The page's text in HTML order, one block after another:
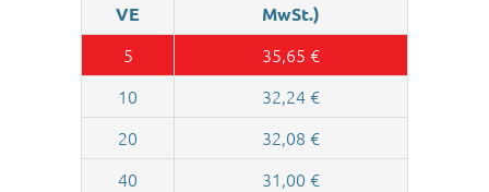
VE
MwSt.)
5 35,65 €
10
32,24€
20
32,08 €
40
31,00 €